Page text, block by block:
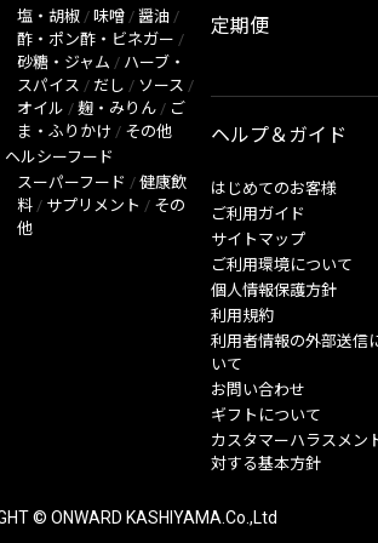
塩・胡椒 / 味噌 / 醤油 /
酢・ポン酢・ビネガー /
砂糖・ジャム / ハーブ・
スパイス / だし / ソース /
オイル / 麹・みりん / ご
ま・ふりかけ / その他
ヘルシーフード
スーパーフード / 健康飲
料 / サプリメント / その
他
定期便
ヘルプ＆ガイド
はじめてのお客様
ご利用ガイド
サイトマップ
ご利用環境について
個人情報保護方針
利用規約
利用者情報の外部送信
いて
お問い合わせ
ギフトについて
カスタマーハラスメン
対する基本方針
© ONWARD KASHIYAMA.Co.,Ltd